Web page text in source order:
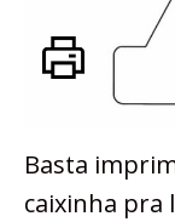
Basta
caixinha pra